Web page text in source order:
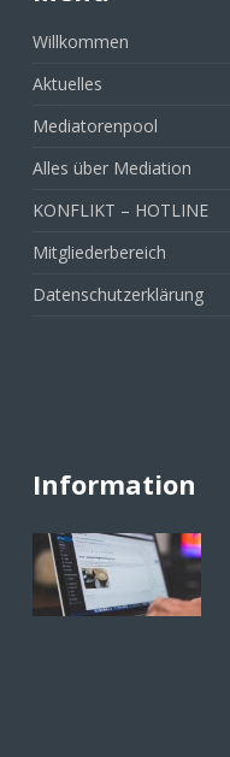
Willkommen
Aktuelles
Mediatorenpool
Alles über Mediation
KONFLIKT – HOTLINE
Mitgliederbereich
Datenschutzerklärung
Information